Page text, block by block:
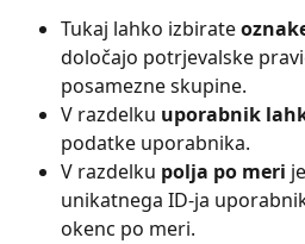
Tukaj lahko izbirate
določajo potrjevalske
posamezne skupine.
V razdelku uporabnik
podatke uporabnika.
V razdelku polja po meri
unikatnega ID-ja
okenc po meri.